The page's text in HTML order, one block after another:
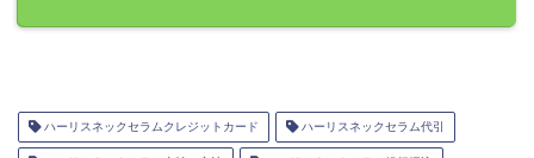
ハーリスネックセラムクレジットカード ハーリスネックセラム代引